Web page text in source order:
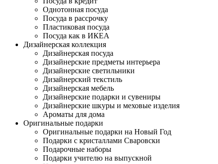
Однотонная посуда
Посуда в рассрочку
Пластиковая посуда
Посуда как в ИКЕА
Дизайнерская коллекция
Дизайнерская посуда
Дизайнерские предметы интерьера
Дизайнерские светильники
Дизайнерский текстиль
Дизайнерская мебель
Дизайнерские подарки и сувениры
Дизайнерские шкуры и меховые изделия
Ароматы для дома
Оригинальные подарки
Оригинальные подарки на Новый Год
Подарки с кристаллами Сваровски
Подарочные наборы
Подарки учителю на выпускной